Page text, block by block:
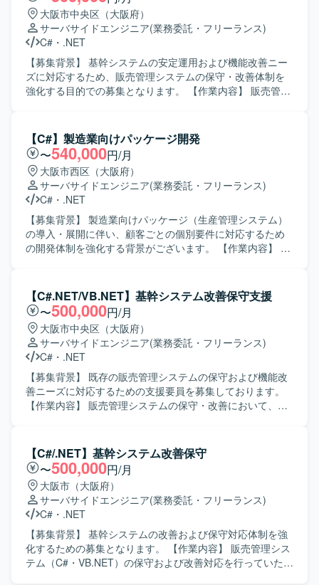
既存機能の仕様把握や改修内容の整理、レビュー対応など
も行っていただきます。 【求める人物像】 開発メンバーや
関係者と能動的にコミュニケーションを取りながら、自ら
課題を発見し改善提案ができる方を求めております。既存
システムの仕様をキャッチアップしつつ、品質と効率の両
立を意識して開発を進められる方が望ましいです。 【ポジ
ションの魅力】 業務系Webアプリケーション開発におい
ます。既存システムの継続開発案件のため、ドメイン知識
を深めながら中長期的に関わることができる点も魅力で
す。 【開発環境】 VB.NETおよびASP.NETを用いたWebア
プリケーション開発環境上で、SQLを利用したデータベー
ス連携を行います。
大阪市中央区（大阪府）
サーバサイドエンジニア(業務委託・フリーランス)
C# ・ .NET
【募集背景】 基幹システムの安定運用および機能改善ニー
ズに対応するため、販売管理システムの保守・改善体制を
強化する目的での募集となります。 【作業内容】 販売管理
リースまで一連の工程をお任せいたします。既存機能の改
修や不具合対応に加え、業務要望に基づく機能追加なども
行っていただきます。 【求める人物像】 システムの現状を
理解しながら、関係者と円滑にコミュニケーションを取
り、自発的に改善提案や課題解決に取り組んでいただける
方を求めております。既存システムの保守・改善業務に対
して粘り強く取り組める方にマッチする環境です。 【ポジ
ションの魅力】 基幹となる販売管理システムに長期的に関
わることで、業務知識と技術スキルの両面を深めていただ
す。 【開発環境】 C#（.NET）、VB.NETなどのオープン系
言語を用いた販売管理システムの開発・保守環境となりま
す。
【C#】製造業向けパッケージ開発
〜540,000円/月
大阪市西区（大阪府）
サーバサイドエンジニア(業務委託・フリーランス)
C# ・ .NET
【募集背景】 製造業向けパッケージ（生産管理システム）
の導入・展開に伴い、顧客ごとの個別要件に対応するため
の開発体制を強化する背景がございます。 【作業内容】 製
ルまでの一連の開発工程をお任せいたします。 顧客要望を
踏まえた機能追加や改修対応を行いながら、既存機能との
整合性を考慮した設計・実装を行っていただきます。 【求
める人物像】 自ら主体的に業務に取り組み、周囲とコミュ
ニケーションを取りながら開発を進めていただける方を求
めております。 要件や仕様の変化にも柔軟に対応し、品質
と納期のバランスを意識して開発できる方が望ましいで
す。 【ポジションの魅力】 製造業向け生産管理システムに
関する業務知識を身につけながら、顧客ごとの個別要件に
ルを高めることができる環境です。 【開発環境】 C#を中心
とした環境で、生産管理系パッケージのアドオン開発を行
っていただきます。
【C#.NET/VB.NET】基幹システム改善保守支援
〜500,000円/月
大阪市中央区（大阪府）
サーバサイドエンジニア(業務委託・フリーランス)
C# ・ .NET
【募集背景】 既存の販売管理システムの保守および機能改
善ニーズに対応するための支援要員を募集しております。
【作業内容】 販売管理システムの保守・改善において、要
規機能追加などを行っていただきます。 【求める人物像】
主体的に業務を推進し、前向きかつ柔軟に対応できる方を
求めております。 【ポジションの魅力】 上流工程からリリ
ースまで一連の工程に携わることができ、基幹系システム
の保守・改善を通じて業務知識と開発スキルの双方を高め
ていただけます。 【開発環境】 C#.NET、VB.NETを用いた
販売管理システムの開発・保守環境となります。
【C#/.NET】基幹システム改善保守
〜500,000円/月
大阪市（大阪府）
サーバサイドエンジニア(業務委託・フリーランス)
C# ・ .NET
【募集背景】 基幹システムの改善および保守対応体制を強
化するための募集となります。 【作業内容】 販売管理シス
テム（C#・VB.NET）の保守および改善対応を行っていただ